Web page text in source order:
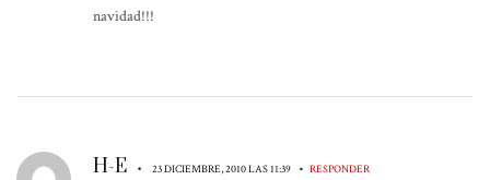
navidad!!!
H-E • 23 DICIEMBRE, 2010 LAS 11:39 • RESPONDER